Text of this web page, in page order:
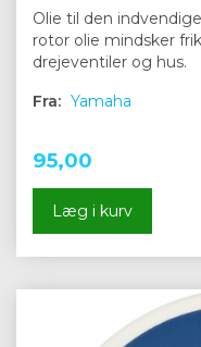
Olie til den
rotor olie mindsker
drejeventiler og hus.
Fra: Yamaha
95,00
Læg i kurv